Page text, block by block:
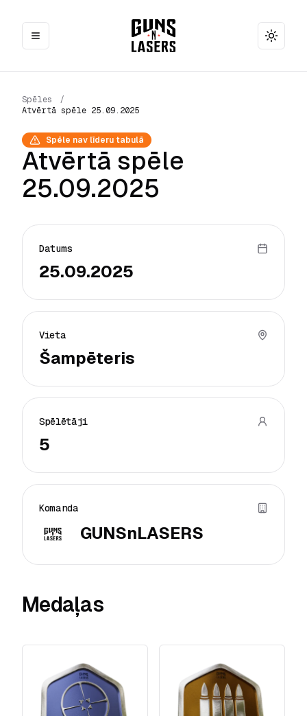
Toggle
Spēles
/
Atvērtā spēle 25.09.2025
Spēle nav līderu tabulā
Atvērtā spēle
25.09.2025
Datums
25.09.2025
Vieta
Šampēteris
Spēlētāji
5
Komanda
GUNSnLASERS
Medaļas